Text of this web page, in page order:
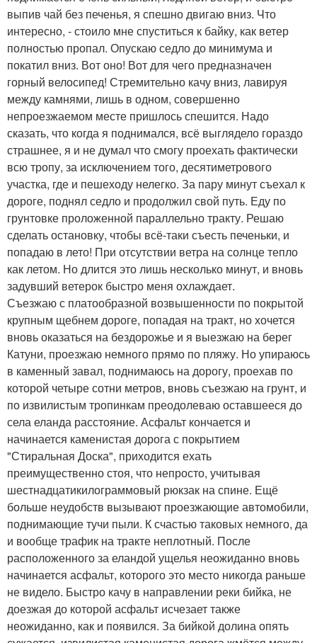
выпив чай без печенья, я спешно двигаю вниз. Что
интересно, - стоило мне спуститься к байку, как ветер
полностью пропал. Опускаю седло до минимума и
покатил вниз. Вот оно! Вот для чего предназначен
горный велосипед! Стремительно качу вниз, лавируя
между камнями, лишь в одном, совершенно
непроезжаемом месте пришлось спешится. Надо
сказать, что когда я поднимался, всё выглядело гораздо
страшнее, я и не думал что смогу проехать фактически
всю тропу, за исключением того, десятиметрового
участка, где и пешеходу нелегко. За пару минут съехал к
дороге, поднял седло и продолжил свой путь. Еду по
грунтовке проложенной параллельно тракту. Решаю
сделать остановку, чтобы всё-таки съесть печеньки, и
попадаю в лето! При отсутствии ветра на солнце тепло
как летом. Но длится это лишь несколько минут, и вновь
задувший ветерок быстро меня охлаждает.
Съезжаю с платообразной возвышенности по покрытой
крупным щебнем дороге, попадая на тракт, но хочется
вновь оказаться на бездорожье и я выезжаю на берег
Катуни, проезжаю немного прямо по пляжу. Но упираюсь
в каменный завал, поднимаюсь на дорогу, проехав по
которой четыре сотни метров, вновь съезжаю на грунт, и
по извилистым тропинкам преодолеваю оставшееся до
села еланда расстояние. Асфальт кончается и
начинается каменистая дорога с покрытием
"Стиральная Доска", приходится ехать
преимущественно стоя, что непросто, учитывая
шестнадцатикилограммовый рюкзак на спине. Ещё
больше неудобств вызывают проезжающие автомобили,
поднимающие тучи пыли. К счастью таковых немного, да
и вообще трафик на тракте неплотный. После
расположенного за еландой ущелья неожиданно вновь
начинается асфальт, которого это место никогда раньше
не видело. Быстро качу в направлении реки бийка, не
доезжая до которой асфальт исчезает также
неожиданно, как и появился. За бийкой долина опять